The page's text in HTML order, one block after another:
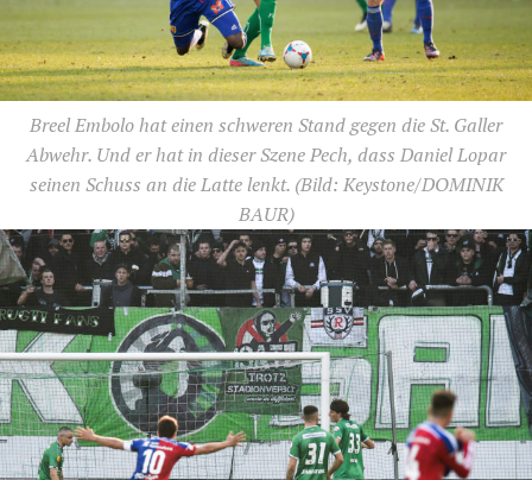
Breel Embolo hat einen schweren Stand gegen die St. Galler
Abwehr. Und er hat in dieser Szene Pech, dass Daniel Lopar
seinen Schuss an die Latte lenkt.(Bild: Keystone/DOMINIK
BAUR)